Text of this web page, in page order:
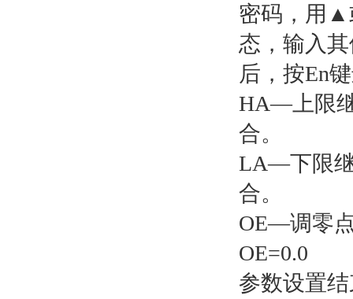
密码，用▲
态，输入
后，按En
HA—上限
合。
LA—下限
合。
OE—调零
OE=0.0
参数设置